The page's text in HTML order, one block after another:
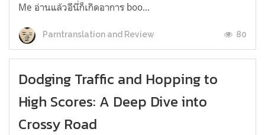
Me อ่านแล้วอีนี่ก็เกิดอาการ boo...
Parntranslation and Review 80
Dodging Traffic and Hopping to
High Scores: A Deep Dive into
Crossy Road